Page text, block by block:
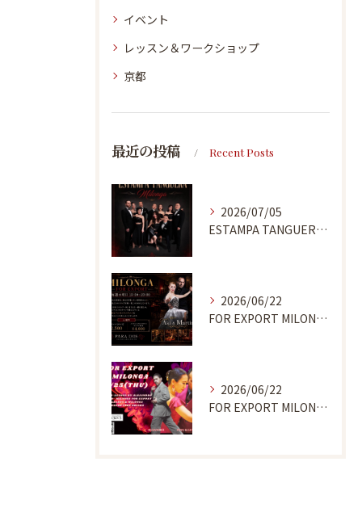
イベント
レッスン＆ワークショップ
京都
最近の投稿 Recent Posts
2026/07/05
ESTAMPA TANGUERA MILONGA
2026/06/22
FOR EXPORT MILONGA 7/9
2026/06/22
FOR EXPORT MILONGA 6/25